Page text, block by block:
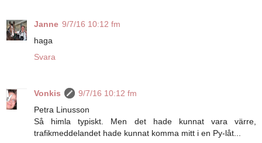
Janne 9/7/16 10:12 fm
haga
Svara
Vonkis
9/7/16 10:12 fm
Petra Linusson
Så himla typiskt. Men det hade kunnat vara värre,
trafikmeddelandet hade kunnat komma mitt i en Py-låt...